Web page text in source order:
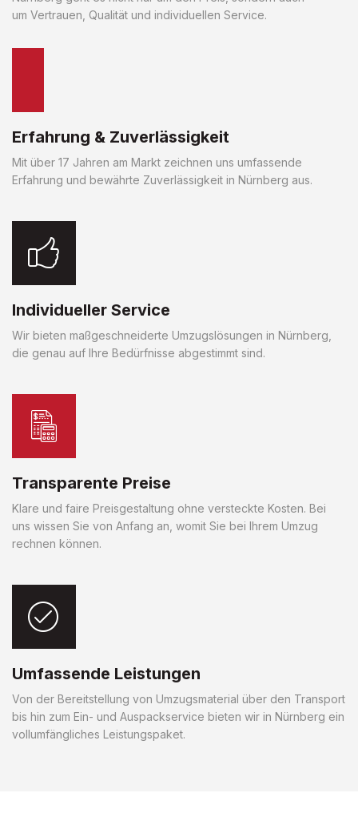
um Vertrauen, Qualität und individuellen Service.
Erfahrung & Zuverlässigkeit
Mit über 17 Jahren am Markt zeichnen uns umfassende
Erfahrung und bewährte Zuverlässigkeit in Nürnberg aus.
Individueller Service
Wir bieten maßgeschneiderte Umzugslösungen in Nürnberg,
die genau auf Ihre Bedürfnisse abgestimmt sind.
Transparente Preise
Klare und faire Preisgestaltung ohne versteckte Kosten. Bei
uns wissen Sie von Anfang an, womit Sie bei Ihrem Umzug
rechnen können.
Umfassende Leistungen
Von der Bereitstellung von Umzugsmaterial über den Transport
bis hin zum Ein- und Auspackservice bieten wir in Nürnberg ein
vollumfängliches Leistungspaket.